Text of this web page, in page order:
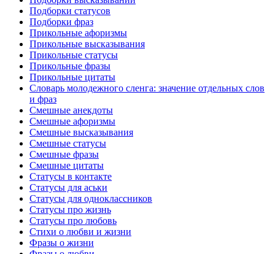
Подборки статусов
Подборки фраз
Прикольные афоризмы
Прикольные высказывания
Прикольные статусы
Прикольные фразы
Прикольные цитаты
Словарь молодежного сленга: значение отдельных слов
и фраз
Смешные анекдоты
Смешные афоризмы
Смешные высказывания
Смешные статусы
Смешные фразы
Смешные цитаты
Статусы в контакте
Статусы для аськи
Статусы для одноклассников
Статусы про жизнь
Статусы про любовь
Стихи о любви и жизни
Фразы о жизни